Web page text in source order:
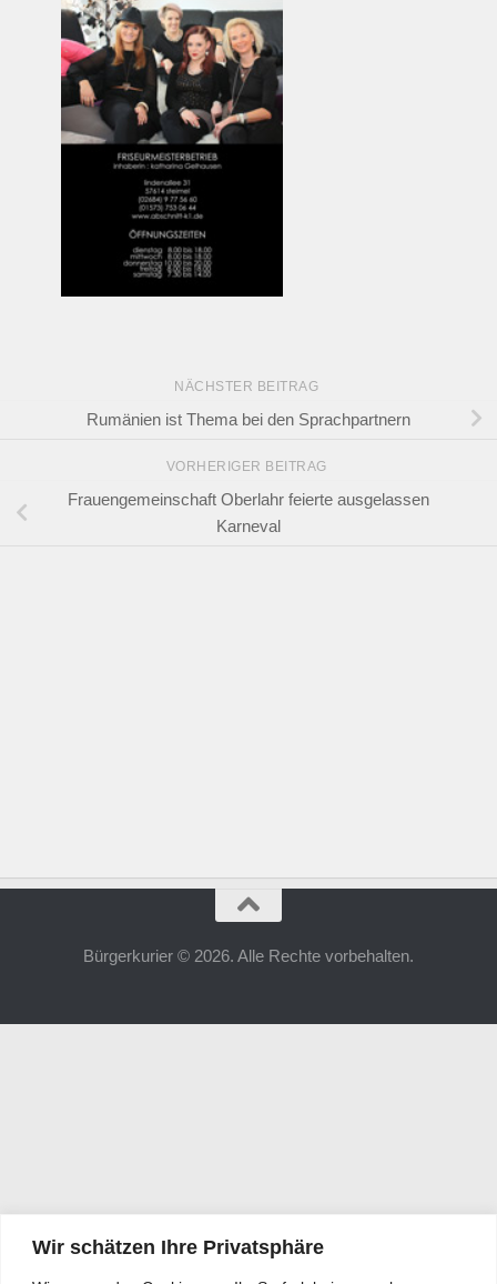
Wir schätzen Ihre Privatsphäre
NÄCHSTER BEITRAG
Rumänien ist Thema bei den Sprachpartnern
VORHERIGER BEITRAG
Frauengemeinschaft Oberlahr feierte ausgelassen
Karneval
Bürgerkurier © 2026. Alle Rechte vorbehalten.